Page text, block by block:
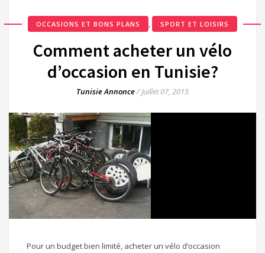
OCCASIONS ET BONS PLANS , SPORT ET LOISIRS
Comment acheter un vélo
d’occasion en Tunisie?
Tunisie Annonce/Juillet 07, 2015
Pour un budget bien limité, acheter un vélo d’occasion